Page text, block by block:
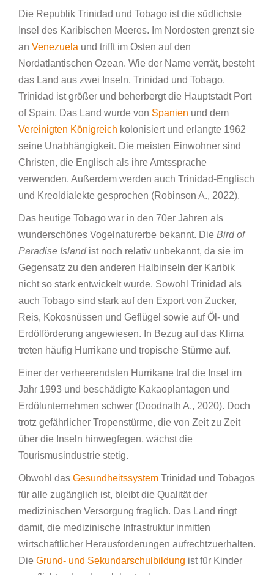
Die Republik Trinidad und Tobago ist die südlichste
Insel des Karibischen Meeres. Im Nordosten grenzt sie
an Venezuela und trifft im Osten auf den
Nordatlantischen Ozean. Wie der Name verrät, besteht
das Land aus zwei Inseln, Trinidad und Tobago.
Trinidad ist größer und beherbergt die Hauptstadt Port
of Spain. Das Land wurde von Spanien und dem
Vereinigten Königreich kolonisiert und erlangte 1962
seine Unabhängigkeit. Die meisten Einwohner sind
Christen, die Englisch als ihre Amtssprache
verwenden. Außerdem werden auch Trinidad-Englisch
und Kreoldialekte gesprochen (Robinson A., 2022).
Das heutige Tobago war in den 70er Jahren als
wunderschönes Vogelnaturerbe bekannt. Die Bird of
Paradise Islandist noch relativ unbekannt, da sie im
Gegensatz zu den anderen Halbinseln der Karibik
nicht so stark entwickelt wurde. Sowohl Trinidad als
auch Tobago sind stark auf den Export von Zucker,
Reis, Kokosnüssen und Geflügel sowie auf Öl- und
Erdölförderung angewiesen. In Bezug auf das Klima
treten häufig Hurrikane und tropische Stürme auf.
Einer der verheerendsten Hurrikane traf die Insel im
Jahr 1993 und beschädigte Kakaoplantagen und
Erdölunternehmen schwer (Doodnath A., 2020). Doch
trotz gefährlicher Tropenstürme, die von Zeit zu Zeit
über die Inseln hinwegfegen, wächst die
Tourismusindustrie stetig.
Obwohl das Gesundheitssystem Trinidad und Tobagos
für alle zugänglich ist, bleibt die Qualität der
medizinischen Versorgung fraglich. Das Land ringt
damit, die medizinische Infrastruktur inmitten
wirtschaftlicher Herausforderungen aufrechtzuerhalten.
Die Grund- und Sekundarschulbildung ist für Kinder